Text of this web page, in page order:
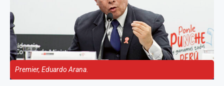
Premier, Eduardo Arana.